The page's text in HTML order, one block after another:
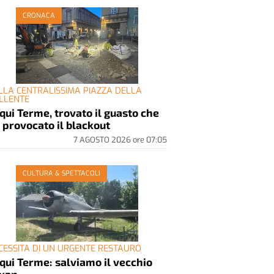
CRONACA
CENTRALISSIMA PIAZZA DELLA
Terme, trovato il guasto che
provocato il blackout
7 AGOSTO 2026ore 07:05
CULTURA & SPETTACOLI
DI UN URGENTE RESTAURO
Terme: salviamo il vecchio